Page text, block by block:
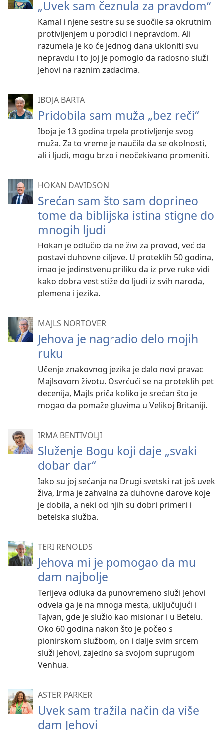
„Uvek sam čeznula za pravdom“
Kamal i njene sestre su se suočile sa okrutnim
protivljenjem u porodici i nepravdom. Ali
razumela je ko će jednog dana ukloniti svu
nepravdu i to joj je pomoglo da radosno služi
Jehovi na raznim zadacima.
IBOJA BARTA
Pridobila sam muža „bez reči“
Iboja je 13 godina trpela protivljenje svog
muža. Za to vreme je naučila da se okolnosti,
ali i ljudi, mogu brzo i neočekivano promeniti.
HOKAN DAVIDSON
Srećan sam što sam doprineo
tome da biblijska istina stigne do
mnogih ljudi
Hokan je odlučio da ne živi za provod, već da
postavi duhovne ciljeve. U proteklih 50 godina,
imao je jedinstvenu priliku da iz prve ruke vidi
kako dobra vest stiže do ljudi iz svih naroda,
plemena i jezika.
MAJLS NORTOVER
Jehova je nagradio delo mojih
ruku
Učenje znakovnog jezika je dalo novi pravac
Majlsovom životu. Osvrćući se na proteklih pet
decenija, Majls priča koliko je srećan što je
mogao da pomaže gluvima u Velikoj Britaniji.
IRMA BENTIVOLJI
Služenje Bogu koji daje „svaki
dobar dar“
Iako su joj sećanja na Drugi svetski rat još uvek
živa, Irma je zahvalna za duhovne darove koje
je dobila, a neki od njih su dobri primeri i
betelska služba.
TERI RENOLDS
Jehova mi je pomogao da mu
dam najbolje
Terijeva odluka da punovremeno služi Jehovi
odvela ga je na mnoga mesta, uključujući i
Tajvan, gde je služio kao misionar i u Betelu.
Oko 60 godina nakon što je počeo s
pionirskom službom, on i dalje svim srcem
služi Jehovi, zajedno sa svojom suprugom
Venhua.
ASTER PARKER
Uvek sam tražila način da više
dam Jehovi